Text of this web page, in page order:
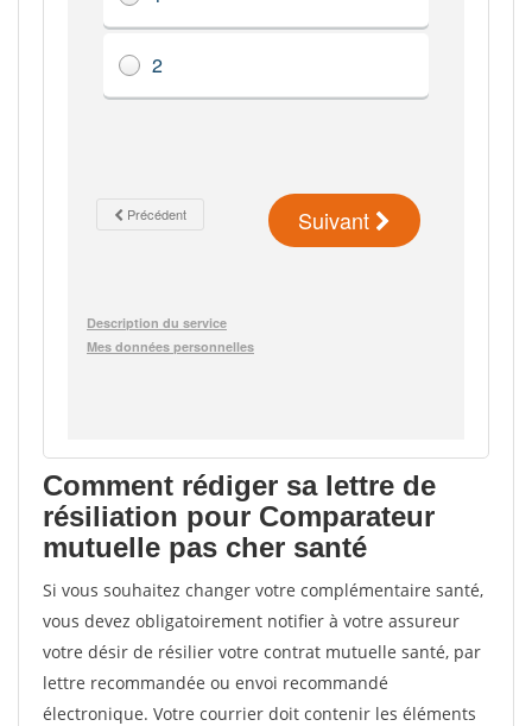
Comment rédiger sa lettre de
résiliation pour Comparateur
mutuelle pas cher santé
Si vous souhaitez changer votre complémentaire santé,
vous devez obligatoirement notifier à votre assureur
votre désir de résilier votre contrat mutuelle santé, par
lettre recommandée ou envoi recommandé
électronique. Votre courrier doit contenir les éléments